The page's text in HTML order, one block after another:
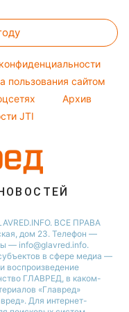
пользования сайтом
Архив
JTI
ВСЕ ПРАВА
дом 23. Телефон —
— info@glavred.info.
в сфере медиа —
воспроизведение
ГЛАВРЕД, в каком-
«Главред»
Для интернет-